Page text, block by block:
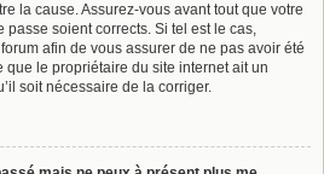
la cause. Assurez-vous avant tout que votre
passe soient corrects. Si tel est le cas,
afin de vous assurer de ne pas avoir été
que le propriétaire du site internet ait un
soit nécessaire de la corriger.